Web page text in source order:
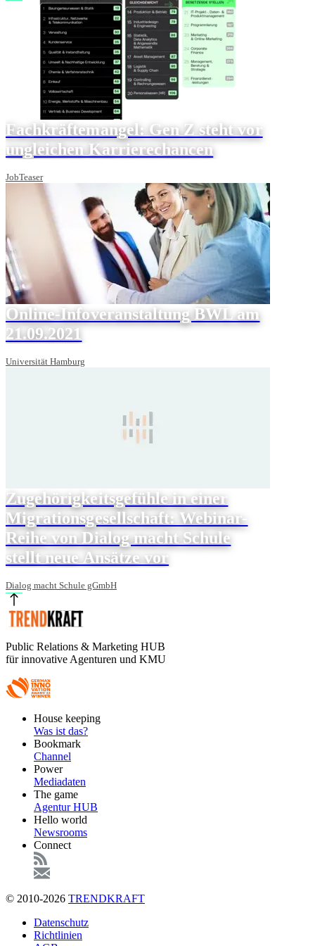
Fachkräftemangel: Gen Z steht vor
ungleichen Karrierechancen
JobTeaser
Online-Infoveranstaltung BWL am
21.09.2021
Universität Hamburg
Zugehörigkeitsgefühle in einer
Migrationsgesellschaft: Webinar-
Reihe von Dialog macht Schule
stellt neue Ansätze vor
Dialog macht Schule gGmbH
Public Relations & Marketing HUB
für innovative Agenturen und KMU
FooterHouse keeping
Was ist das?
Bookmark
Channel
Power
Mediadaten
The game
Agentur HUB
Hello world
Newsrooms
Connect
© 2010-2026 TRENDKRAFT
FußzeileDatenschutz
Richtlinien